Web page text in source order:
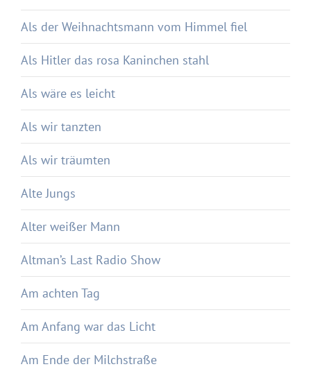
Als der Weihnachtsmann vom Himmel fiel
Als Hitler das rosa Kaninchen stahl
Als wäre es leicht
Als wir tanzten
Als wir träumten
Alte Jungs
Alter weißer Mann
Altman’s Last Radio Show
Am achten Tag
Am Anfang war das Licht
Am Ende der Milchstraße